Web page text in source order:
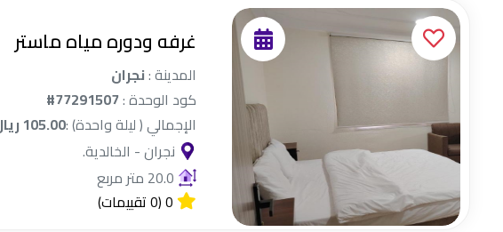
غرفه ودوره مياه ماستر
المدينة :نجران
كود الوحدة :#77291507
الإجمالي ( ليلة واحدة) :105.00 ريال
نجران - الخالدية.
20.0 متر مربع
0(0 تقييمات)